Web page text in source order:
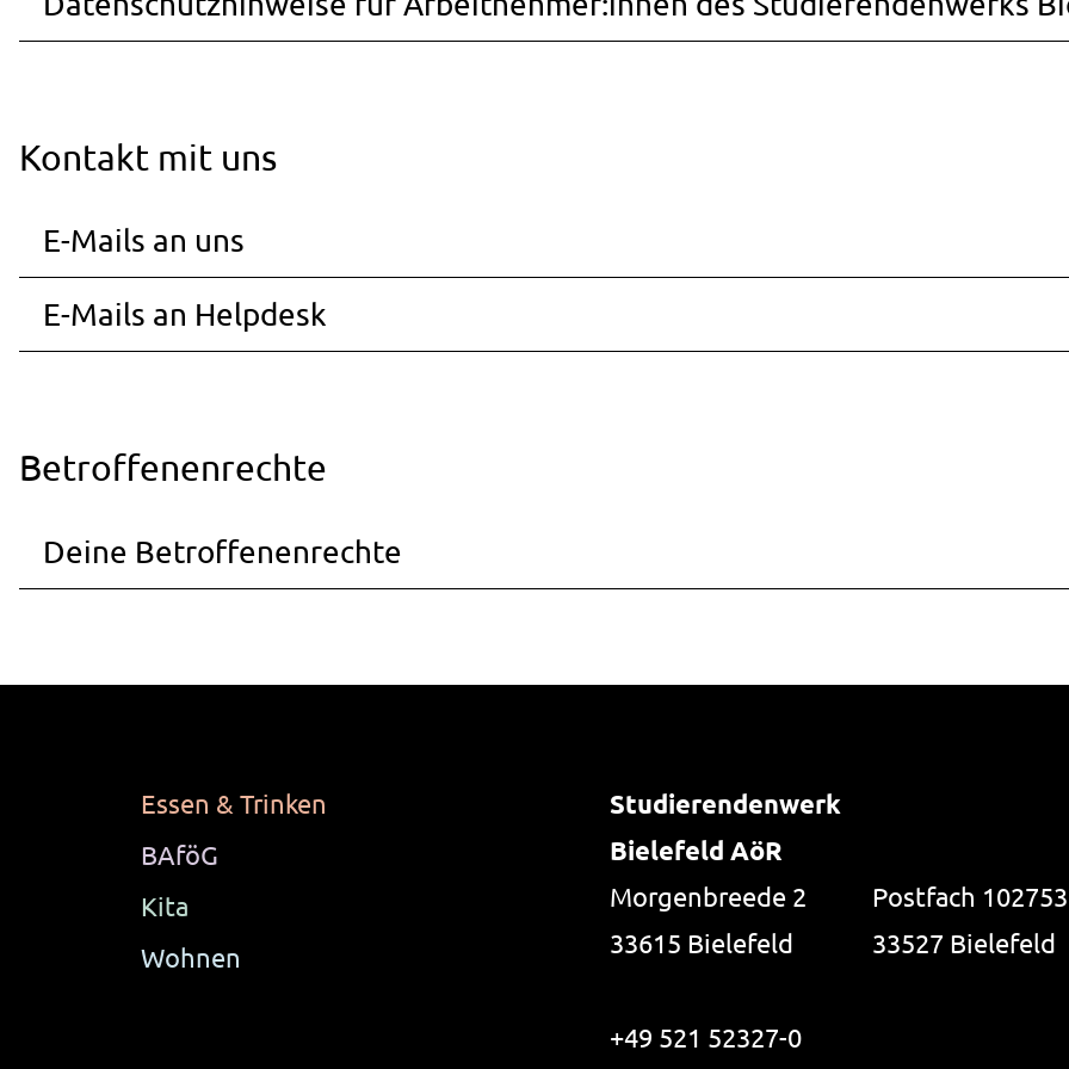
Kontakt mit uns
E-Mails an uns
E-Mails an Helpdesk
Betroffenenrechte
Deine Betroffenenrechte
Essen & Trinken
BAföG
Kita
Wohnen
Studierendenwerk
Bielefeld AöR
Morgenbreede 2
33615 Bielefeld
Postfach 102753
33527 Bielefeld
+49 521 52327-0